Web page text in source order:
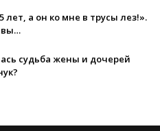
а он ко мне в трусы лез!».
судьба жены и дочерей